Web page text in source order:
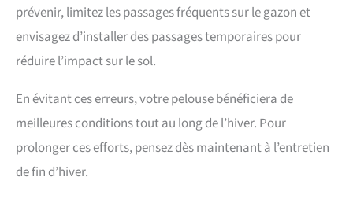
prévenir, limitez les passages fréquents sur le gazon et
envisagez d’installer des passages temporaires pour
réduire l’impact sur le sol.
En évitant ces erreurs, votre pelouse bénéficiera de
meilleures conditions tout au long de l’hiver. Pour
prolonger ces efforts, pensez dès maintenant à l’entretien
de fin d’hiver.